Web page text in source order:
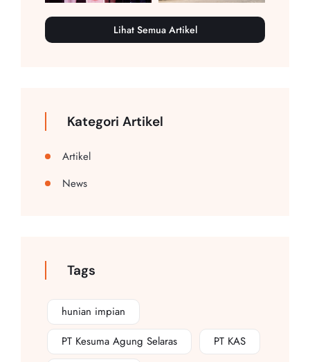
Lihat Semua Artikel
Kategori Artikel
Artikel
News
Tags
hunian impian
PT Kesuma Agung Selaras
PT KAS